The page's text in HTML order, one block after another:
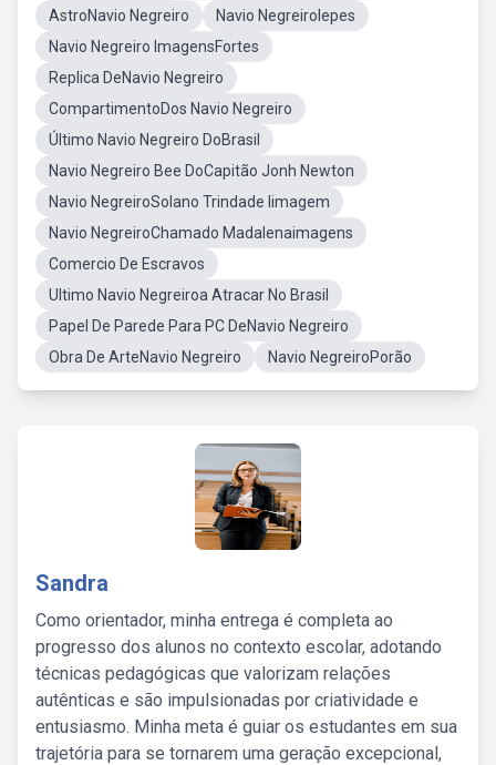
AstroNavio Negreiro
Navio NegreiroIepes
Navio Negreiro ImagensFortes
Replica DeNavio Negreiro
CompartimentoDos Navio Negreiro
Último Navio Negreiro DoBrasil
Navio Negreiro Bee DoCapitão Jonh Newton
Navio NegreiroSolano Trindade Iimagem
Navio NegreiroChamado Madalenaimagens
Comercio De Escravos
Ultimo Navio Negreiroa Atracar No Brasil
Papel De Parede Para PC DeNavio Negreiro
Obra De ArteNavio Negreiro
Navio NegreiroPorão
Sandra
Como orientador, minha entrega é completa ao
progresso dos alunos no contexto escolar, adotando
técnicas pedagógicas que valorizam relações
autênticas e são impulsionadas por criatividade e
entusiasmo. Minha meta é guiar os estudantes em sua
trajetória para se tornarem uma geração excepcional,